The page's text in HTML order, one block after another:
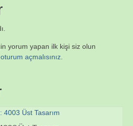
yorum yapan ilk kişi siz olun
oturum açmalısınız